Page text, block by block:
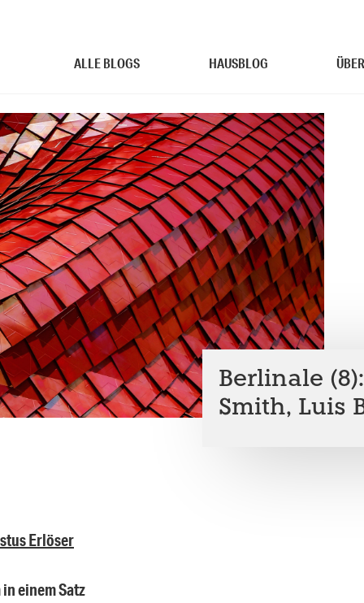
ALLE BLOGS HAUSBLOG
Berlinale
Smith, Luis
Erlöser
einem Satz